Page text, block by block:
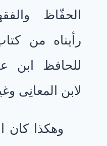
الحفّاظ
رأيناه من
للحافظ ابن
لابن المعانِى
وهكذا كان